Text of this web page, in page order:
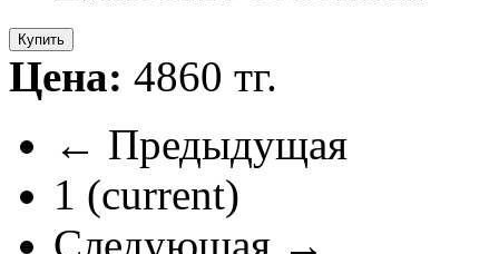
Купить
Цена: 4860 тг.
← Предыдущая
1 (current)